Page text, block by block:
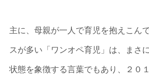
主に、母親が一人で育児を抱えこん
スが多い「ワンオペ育児」は、まさ
状態を象徴する言葉でもあり、２０